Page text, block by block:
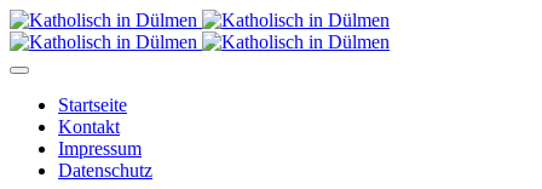
Startseite
Kontakt
Impressum
Datenschutz